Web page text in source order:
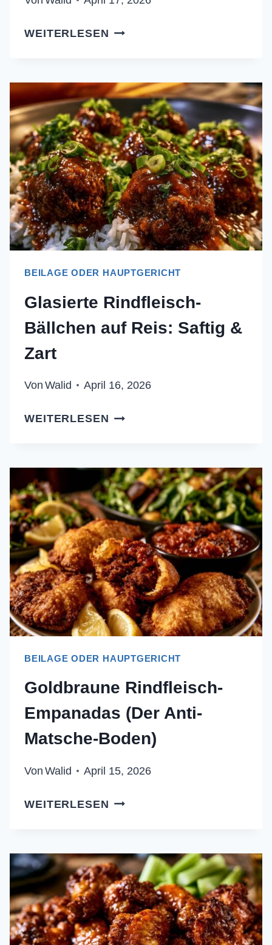
WEITERLESEN CREMIGES
RISOTTO:
REZEPT
FÜR
PERFEKTEN
GENUSS
BEILAGE ODER HAUPTGERICHT
Glasierte Rindfleisch-
Bällchen auf Reis: Saftig &
Zart
Von Walid April 16, 2026
WEITERLESEN GLASIERTE
AUF
REIS:
SAFTIG
&
ZART
BEILAGE ODER HAUPTGERICHT
Goldbraune Rindfleisch-
Empanadas (Der Anti-
Matsche-Boden)
Von Walid April 15, 2026
WEITERLESEN GOLDBRAUNE
(DER
ANTI-
MATSCHE-
BODEN)